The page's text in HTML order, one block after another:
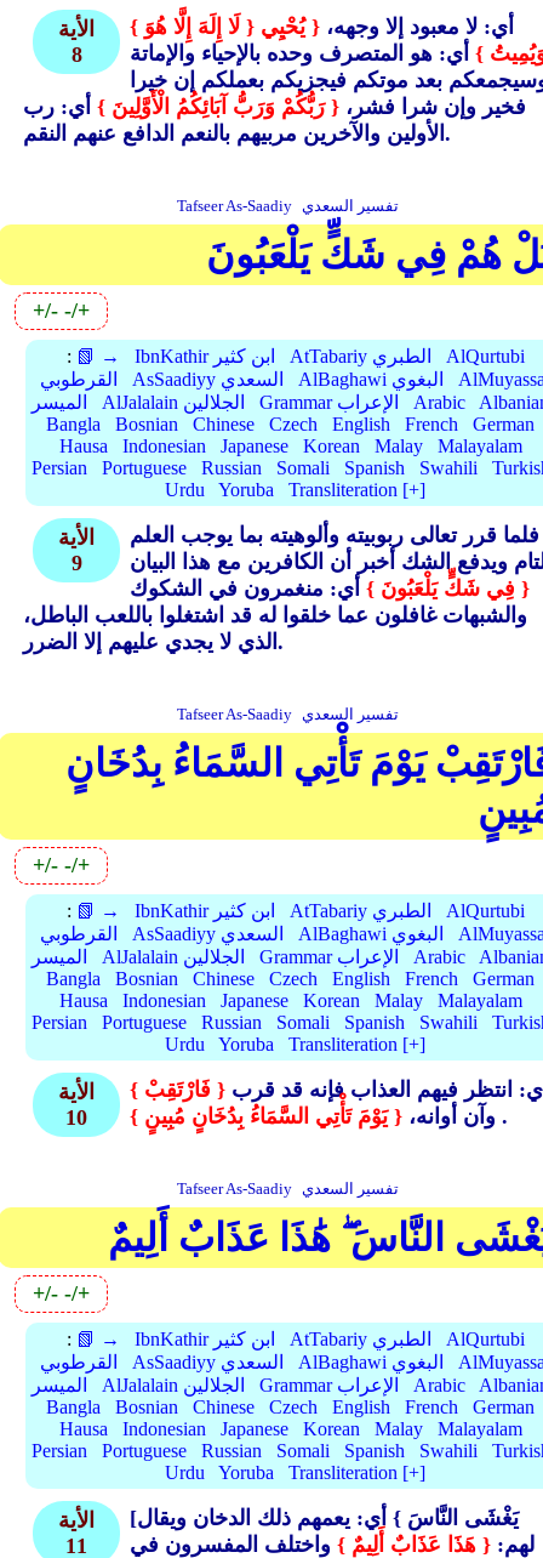
الأية
8
{ لَا إِلَهَ إِلَّا هُوَ } أي: لا معبود إلا وجهه، { يُحْيِي
}أي: هو المتصرف وحده بالإحياء والإماتة
بعد موتكم فيجزيكم بعملكم إن خيرا
فخير وإن شرا فشر، { رَبُّكُمْ وَرَبُّ آبَائِكُمُ الْأَوَّلِينَ }أي: رب
الأولين والآخرين مربيهم بالنعم الدافع عنهم النقم.
Tafseer As-Saadiy تفسير السعدي
هُمْ فِي شَكٍّ يَلْعَبُونَ
+/--/+
: 📗 → IbnKathir ابن كثير AtTabariy الطبري
AlQurtubi
القرطوبي
AsSaadiyy السعدي AlBaghawi البغوي
الميسر
AlJalalain الجلالين Grammar الإعراب Arabic
Bangla
Bosnian Chinese Czech English French
German
Hausa
Indonesian Japanese Korean Malay
Malayalam
Persian
Portuguese Russian Somali Spanish Swahili
Urdu
Yoruba Transliteration [+]
الأية
9
فلما قرر تعالى ربوبيته وألوهيته بما يوجب العلم
ويدفع الشك أخبر أن الكافرين مع هذا البيان
{ فِي شَكٍّ يَلْعَبُونَ }أي: منغمرون في الشكوك
والشبهات غافلون عما خلقوا له قد اشتغلوا باللعب الباطل،
الذي لا يجدي عليهم إلا الضرر.
Tafseer As-Saadiy تفسير السعدي
يَوْمَ تَأْتِي السَّمَاءُ بِدُخَانٍ
+/--/+
: 📗 → IbnKathir ابن كثير AtTabariy الطبري
AlQurtubi
القرطوبي
AsSaadiyy السعدي AlBaghawi البغوي
الميسر
AlJalalain الجلالين Grammar الإعراب Arabic
Bangla
Bosnian Chinese Czech English French
German
Hausa
Indonesian Japanese Korean Malay
Malayalam
Persian
Portuguese Russian Somali Spanish Swahili
Urdu
Yoruba Transliteration [+]
الأية
10
{ فَارْتَقِبْ }
وآن أوانه، { يَوْمَ تَأْتِي السَّمَاءُ بِدُخَانٍ مُبِينٍ } .
Tafseer As-Saadiy تفسير السعدي
النَّاسَ ۖ هَٰذَا عَذَابٌ أَلِيمٌ
+/--/+
: 📗 → IbnKathir ابن كثير AtTabariy الطبري
AlQurtubi
القرطوبي
AsSaadiyy السعدي AlBaghawi البغوي
الميسر
AlJalalain الجلالين Grammar الإعراب Arabic
Bangla
Bosnian Chinese Czech English French
German
Hausa
Indonesian Japanese Korean Malay
Malayalam
Persian
Portuguese Russian Somali Spanish Swahili
Urdu
Yoruba Transliteration [+]
الأية
11
[يَغْشَى النَّاسَ }أي: يعمهم ذلك الدخان ويقال
لهم: { هَذَا عَذَابٌ أَلِيمٌ }واختلف المفسرون في